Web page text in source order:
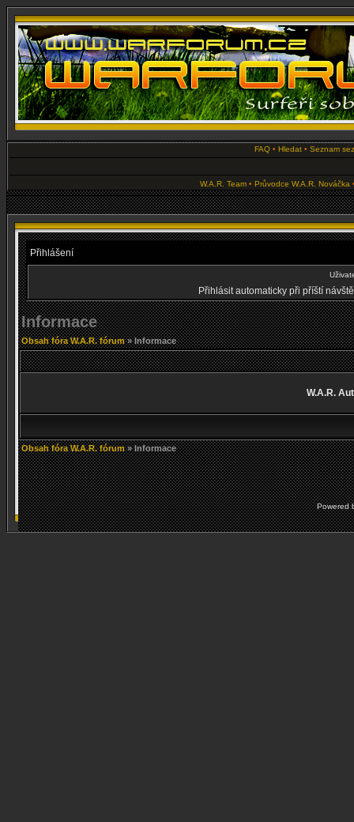
FAQ • Hledat • Seznam
W.A.R. Team• Průvodce W.A.R. Nováčka
Přihlášení
Přihlásit automaticky při příští
Informace
Obsah fóra W.A.R. fórum» Informace
W.A.R.
Obsah fóra W.A.R. fórum» Informace
Powered